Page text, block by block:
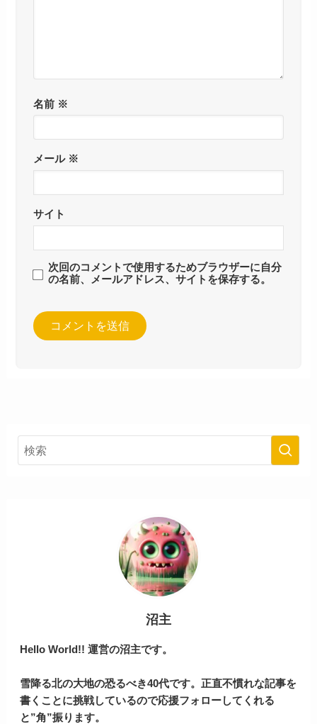
名前 ※
メール ※
サイト
次回のコメントで使用するためブラウザーに自分
の名前、メールアドレス、サイトを保存する。
沼主
Hello World!! 運営の沼主です。
雪降る北の大地の恐るべき40代です。正直不慣れな記事を
書くことに挑戦しているので応援フォローしてくれる
と”角”振ります。